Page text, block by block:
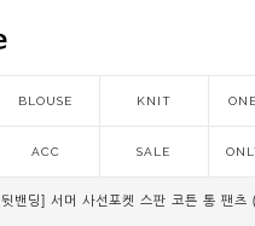
BLOUSE KNIT
ACC SALE
[뒷밴딩] 서머 사선포켓 스판 코튼 통 팬